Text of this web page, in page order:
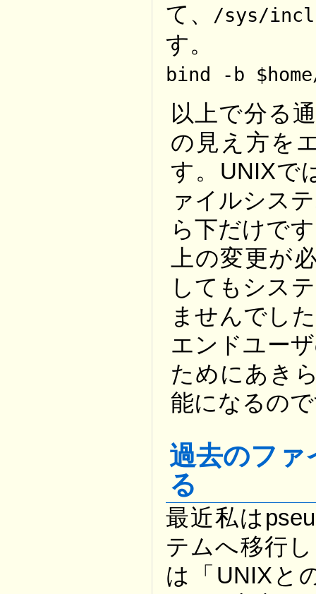
て、
/sys/
す。
bind -b
以上で分る
の見え方を
す。UNIXで
ァイルシス
ら下だけで
上の変更が
してもシス
ませんでし
エンドユー
ためにあき
能になるの
過去のファ
る
最近私は
テムへ移行
は「UNIXと